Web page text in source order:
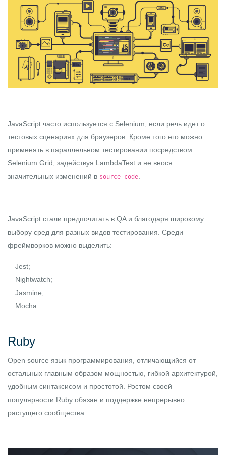
JavaScript часто используется с Selenium, если речь идет о
тестовых сценариях для браузеров. Кроме того его можно
применять в параллельном тестировании посредством
Selenium Grid, задействуя LambdaTest и не внося
значительных изменений в source code
JavaScript стали предпочитать в QA и благодаря широкому
выбору сред для разных видов тестирования. Среди
фреймворков можно выделить:
Jest;
Nightwatch;
Jasmine;
Mocha.
Ruby
Open source язык программирования, отличающийся от
остальных главным образом мощностью, гибкой архитектурой,
удобным синтаксисом и простотой. Ростом своей
популярности Ruby обязан и поддержке непрерывно
растущего сообщества.